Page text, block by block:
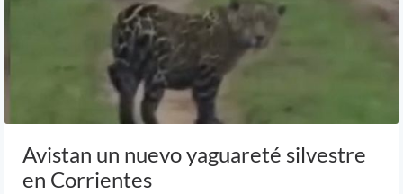
Avistan un nuevo yaguareté silvestre
en Corrientes